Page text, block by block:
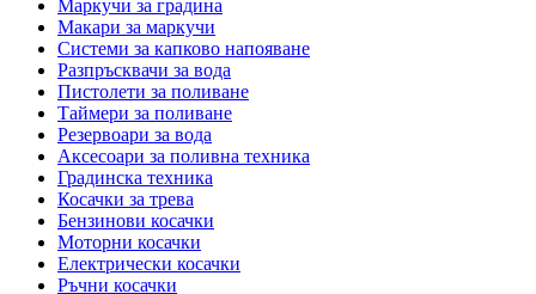
Маркучи за градина
Макари за маркучи
Системи за капково напояване
Разпръсквачи за вода
Пистолети за поливане
Таймери за поливане
Резервоари за вода
Аксесоари за поливна техника
Градинска техника
Косачки за трева
Бензинови косачки
Моторни косачки
Електрически косачки
Ръчни косачки